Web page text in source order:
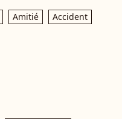
Amitié
Accident